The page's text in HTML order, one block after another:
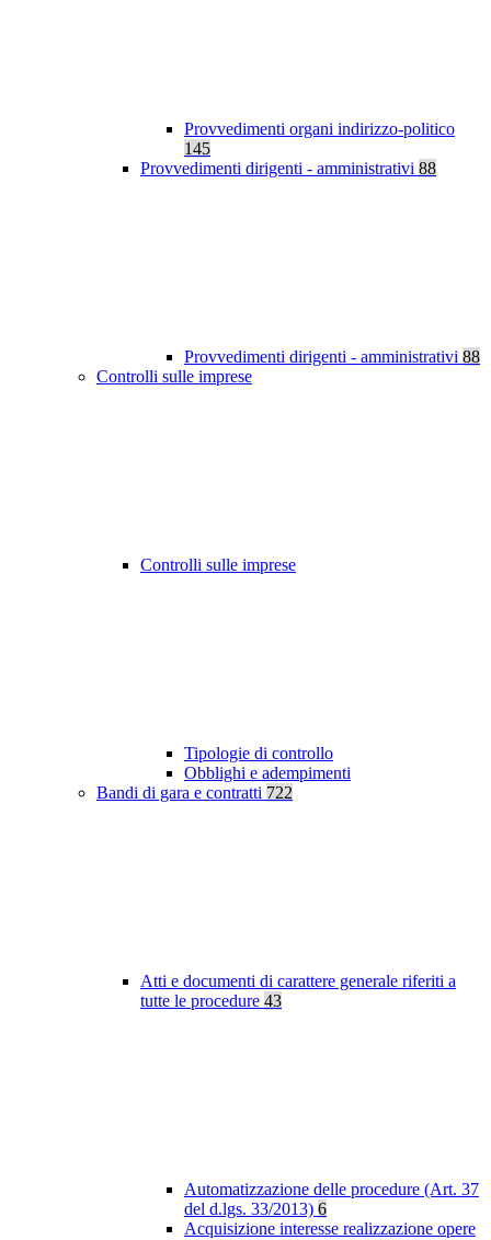
Provvedimenti organi indirizzo-politico
145
Provvedimenti dirigenti - amministrativi 88
Provvedimenti dirigenti - amministrativi 88
Controlli sulle imprese
Controlli sulle imprese
Tipologie di controllo
Obblighi e adempimenti
Bandi di gara e contratti 722
Atti e documenti di carattere generale riferiti a
tutte le procedure 43
Automatizzazione delle procedure (Art. 37
del d.lgs. 33/2013) 6
Acquisizione interesse realizzazione opere